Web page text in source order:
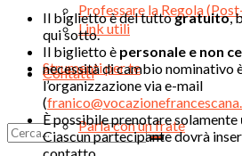
Link utili
Contatti
Professare la Regola
Strumenti per te
Parla con un frate
Il biglietto è del tuttogratuito,
qui sotto.
Il biglietto è personale e non
necessità di cambio nominativo
l’organizzazione via e-mail
(
È possibile prenotare solamente
Ciascun partecipante dovrà